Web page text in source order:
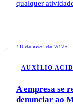
qualquer
18 de ago. de 2025
AUXÍLIO
A empresa se
denunciar ao